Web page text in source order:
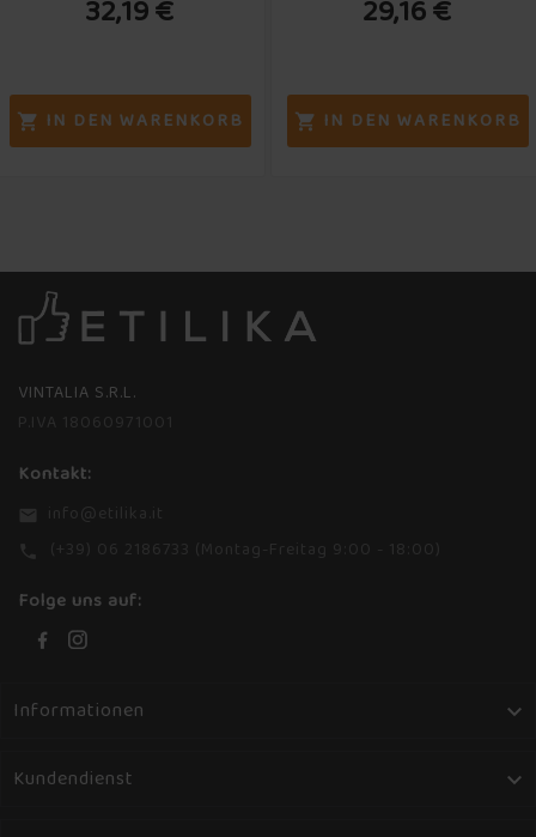
32,19 €
 IN DEN WARENKORB
29,16 €
 IN DEN WARENKORB
VINTALIA S.R.L.
Kontakt:
Folge uns auf:
Informationen 
Kundendienst 